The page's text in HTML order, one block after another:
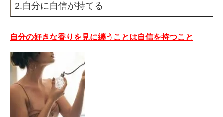
2.自分に自信が持てる
自分の好きな香りを見に纏うことは自信を持つこと